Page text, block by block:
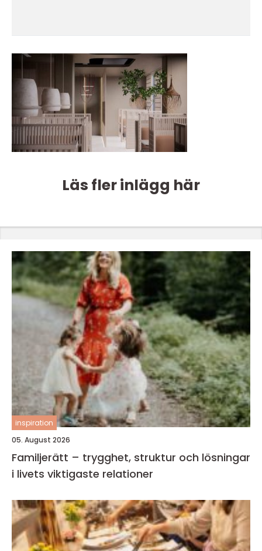
Läs fler inlägg här
inspiration
05. August 2026
Familjerätt – trygghet, struktur och lösningar
i livets viktigaste relationer